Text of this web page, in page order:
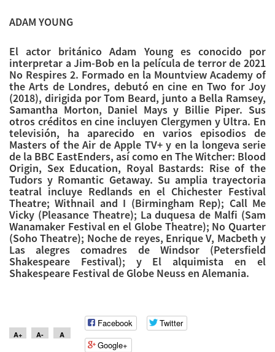
ADAM YOUNG
El actor británico Adam Young es conocido por
interpretar a Jim-Bob en la película de terror de 2021
No Respires 2. Formado en la Mountview Academy of
the Arts de Londres, debutó en cine en Two for Joy
(2018), dirigida por Tom Beard, junto a Bella Ramsey,
Samantha Morton, Daniel Mays y Billie Piper. Sus
otros créditos en cine incluyen Clergymen y Ultra. En
televisión, ha aparecido en varios episodios de
Masters of the Air de Apple TV+ y en la longeva serie
de la BBC EastEnders, así como en The Witcher: Blood
Origin, Sex Education, Royal Bastards: Rise of the
Tudors y Romantic Getaway. Su amplia trayectoria
teatral incluye Redlands en el Chichester Festival
Theatre; Withnail and I (Birmingham Rep); Call Me
Vicky (Pleasance Theatre); La duquesa de Malfi (Sam
Wanamaker Festival en el Globe Theatre); No Quarter
(Soho Theatre); Noche de reyes, Enrique V, Macbeth y
Las alegres comadres de Windsor (Petersfield
Shakespeare Festival); y El alquimista en el
Shakespeare Festival de Globe Neuss en Alemania.
A+ A- A
Facebook
Twitter
Google+